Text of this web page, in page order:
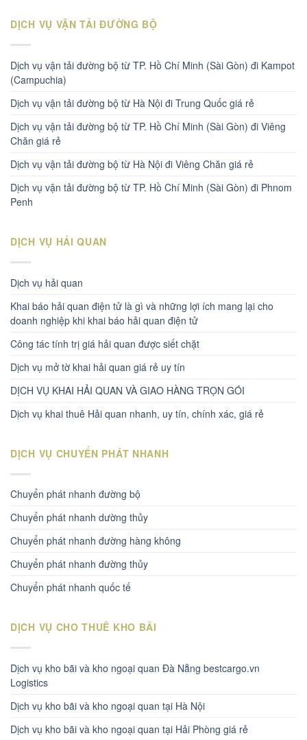
DỊCH VỤ VẬN TẢI ĐƯỜNG BỘ
Dịch vụ vận tải đường bộ từ TP. Hồ Chí Minh (Sài Gòn) đi Kampot
(Campuchia)
Dịch vụ vận tải đường bộ từ Hà Nội đi Trung Quốc giá rẻ
Dịch vụ vận tải đường bộ từ TP. Hồ Chí Minh (Sài Gòn) đi Viêng
Chăn giá rẻ
Dịch vụ vận tải đường bộ từ Hà Nội đi Viêng Chăn giá rẻ
Dịch vụ vận tải đường bộ từ TP. Hồ Chí Minh (Sài Gòn) đi Phnom
Penh
DỊCH VỤ HẢI QUAN
Dịch vụ hải quan
Khai báo hải quan điện tử là gì và những lợi ích mang lại cho
doanh nghiệp khi khai báo hải quan điện tử
Công tác tính trị giá hải quan được siết chặt
Dịch vụ mở tờ khai hải quan giá rẻ uy tín
DỊCH VỤ KHAI HẢI QUAN VÀ GIAO HÀNG TRỌN GÓI
Dịch vụ khai thuê Hải quan nhanh, uy tín, chính xác, giá rẻ
DỊCH VỤ CHUYỂN PHÁT NHANH
Chuyển phát nhanh đường bộ
Chuyển phát nhanh dường thủy
Chuyển phát nhanh đường hàng không
Chuyển phát nhanh đường thủy
Chuyển phát nhanh quốc tế
DỊCH VỤ CHO THUÊ KHO BÃI
Dịch vụ kho bãi và kho ngoại quan Đà Nẵng bestcargo.vn
Logistics
Dịch vụ kho bãi và kho ngoại quan tại Hà Nội
Dịch vụ kho bãi và kho ngoại quan tại Hải Phòng giá rẻ